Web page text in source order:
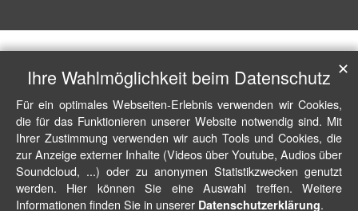
Ihre Wahlmöglichkeit beim Datenschutz
Für ein optimales Webseiten-Erlebnis verwenden wir Cookies,
die für das Funktionieren unserer Website notwendig sind. Mit
Ihrer Zustimmung verwenden wir auch Tools und Cookies, die
zur Anzeige externer Inhalte (Videos über Youtube, Audios über
Soundcloud, ...) oder zu anonymen Statistikzwecken genutzt
werden. Hier können Sie eine Auswahl treffen. Weitere
Informationen finden Sie in unserer Datenschutzerklärung.
✕